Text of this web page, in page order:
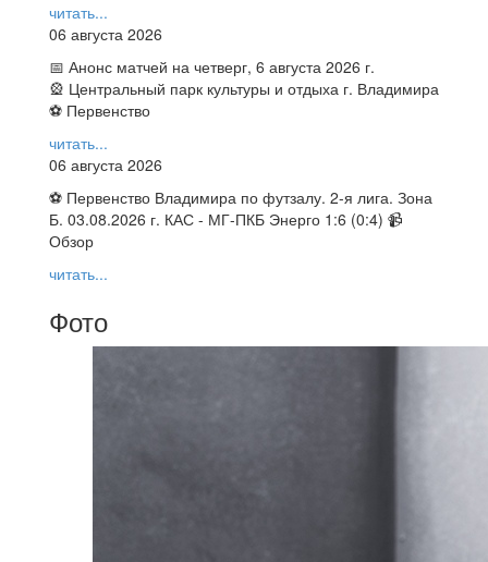
читать...
06 августа 2026
📅 Анонс матчей на четверг, 6 августа 2026 г.
🎡 Центральный парк культуры и отдыха г. Владимира
⚽ Первенство
читать...
06 августа 2026
⚽ Первенство Владимира по футзалу. 2-я лига. Зона
Б. 03.08.2026 г. КАС - МГ-ПКБ Энерго 1:6 (0:4) 📹
Обзор
читать...
Фото